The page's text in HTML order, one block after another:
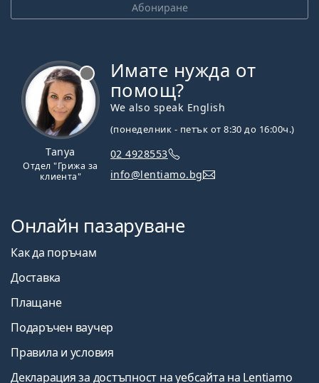
Абониране
Tanya
Отдел "Грижа за
клиента"
Имате нужда от
помощ?
We also speak English
(понеделник - петък от 8:30 до 16:00ч.)
02 4928553
info@lentiamo.bg
Онлайн пазаруване
Как да поръчам
Доставка
Плащане
Подаръчен ваучер
Правила и условия
Декларация за достъпност на уебсайта на Lentiamo